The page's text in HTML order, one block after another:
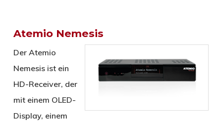
Atemio Nemesis
Der Atemio
Nemesis ist ein
HD-Receiver, der
mit einem OLED-
Display, einem